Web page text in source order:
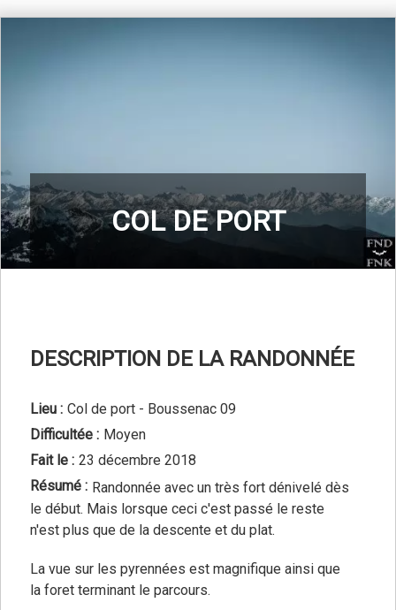
COL DE PORT
DESCRIPTION DE LA RANDONNÉE
Lieu : Col de port - Boussenac 09
Difficultée : Moyen
Fait le : 23 décembre 2018
Résumé : Randonnée avec un très fort dénivelé dès
le début. Mais lorsque ceci c'est passé le reste
n'est plus que de la descente et du plat.
La vue sur les pyrennées est magnifique ainsi que
la foret terminant le parcours.